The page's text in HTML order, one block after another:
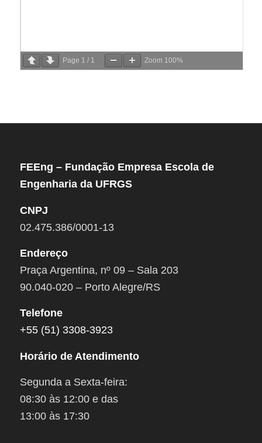
Page 1 / 1 Zoom 100%
FEEng – Fundação Empresa Escola de
Engenharia da UFRGS
CNPJ
02.475.386/0001-13
Endereço
Praça Argentina, nº 09 – Sala 203
90.040-020 – Porto Alegre/RS
Telefone
+55 (51) 3308-3923
Horário de Atendimento
Segunda a Sexta-feira:
08:30 às 12:00 e das
13:00 às 17:30